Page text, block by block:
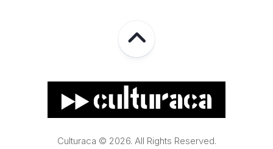
Culturaca © 2026. All Rights Reserved.